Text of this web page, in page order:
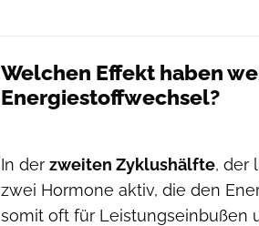
Welchen Effekt haben
Energiestoffwechsel?
In der zweiten Zyklushälfte, der
zwei Hormone aktiv, die den
somit oft für Leistungseinbußen